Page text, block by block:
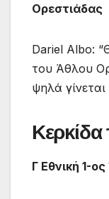
Ορεστιάδας
Dariel Albo:
του Άθλου
ψηλά
Γ Εθνική 1-